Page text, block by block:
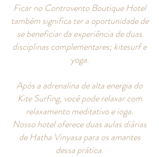
Ficar no Controvento Boutique Hotel
também significa ter a oportunidade de
se beneficiar da experiência de duas
disciplinas complementares; kitesurf e
yoga.
Após a adrenalina de alta energia do
Kite Surfing, você pode relaxar com
relaxamento meditativo e ioga.
Nosso hotel oferece duas aulas diárias
de Hatha Vinyasa para os amantes
dessa prática.